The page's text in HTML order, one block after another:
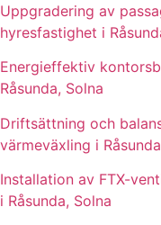
Uppgradering av
hyresfastighet i
Energieffektiv
Råsunda, Solna
Driftsättning och
värmeväxling i
Installation av FTX-
i Råsunda, Solna